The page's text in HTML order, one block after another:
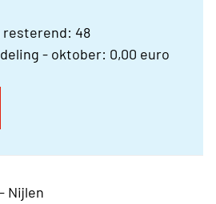
resterend: 48
- oktober: 0,00 euro
Nijlen